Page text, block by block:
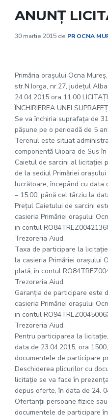
ANUNȚ
30 martie 2015 de PR OCNA
Primăria oraşului Ocna
str.N.Iorga, nr.27, judeţul
24.04.2015 ora 11.00
ÎNCHIRIEREA UNEI
Se va închiria suprafaţa de
păşune pe o perioadă de 5
Terenul este situat
componentă Uioara de Sus în
Caietul de sarcini al licitației
de la sediul Primăriei
lucrătoare, începând cu data
– 15.00, până cel târziu la
Prețul Caietului de sarcini
casieria Primăriei oraşului
in contul
Trezoreria Aiud.
Taxa de participare la
la casieria Primăriei oraşului
plată, în contul
Trezoreria Aiud.
Garanția de participare este
casieria Primăriei oraşului
in contul
Trezoreria Aiud.
Pentru participarea la
data de 23.04.2015, ora
documentele de participare
Deschiderea plicurilor cu
licitație se va face în
depus oferte, în data de 24.
Ofertanții persoane fizice
documentele de participare